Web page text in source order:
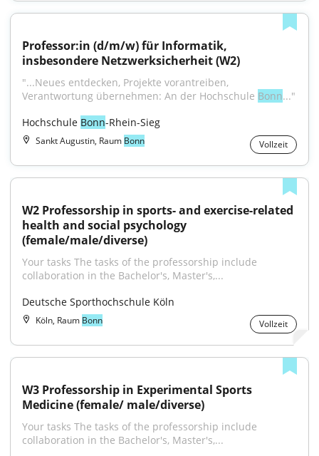
Professor:in (d/m/w) für Informatik,
insbesondere Netzwerksicherheit (W2)
"...Neues entdecken, Projekte vorantreiben,
Verantwortung übernehmen: An der Hochschule Bonn..."
Hochschule Bonn-Rhein-Sieg
Sankt Augustin, Raum Bonn Vollzeit
W2 Professorship in sports- and exercise-related
health and social psychology
(female/male/diverse)
Your tasks The tasks of the professorship include
collaboration in the Bachelor's, Master's,...
Deutsche Sporthochschule Köln
Köln, Raum Bonn Vollzeit
W3 Professorship in Experimental Sports
Medicine (female/ male/diverse)
Your tasks The tasks of the professorship include
collaboration in the Bachelor's, Master's,...